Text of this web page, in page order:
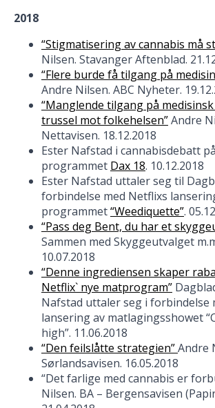
2018
“Stigmatisering av cannabis må
Nilsen. Stavanger Aftenblad.
“Flere burde få tilgang på
Andre Nilsen. ABC Nyheter.
“Manglende tilgang på
trussel mot folkehelsen”Andre
Nettavisen. 18.12.2018
Ester Nafstad i cannabisdebatt
programmet Dax 18. 10.12.2018
Ester Nafstad uttaler seg til
forbindelse med Netflixs
programmet“Weediquette”.
“Pass deg Bent, du har et
Sammen med Skyggeutvalget
10.07.2018
“Denne ingrediensen skaper
Netflix` nye matprogram”
Nafstad uttaler seg i forbindelse
lansering av matlagingsshowet
high”. 11.06.2018
“Den feilslåtte strategien”Andre
Sørlandsavisen. 16.05.2018
“Det farlige med cannabis er
Nilsen. BA – Bergensavisen